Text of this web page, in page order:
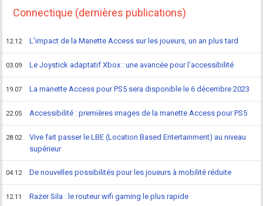
Connectique (dernières publications)
12.12 L'impact de la Manette Access sur les joueurs, un an plus tard
03.09 Le Joystick adaptatif Xbox : une avancée pour l'accessibilité
19.07 La manette Access pour PS5 sera disponible le 6 décembre 2023
22.05 Accessibilité : premières images de la manette Access pour PS5
28.02
Vive fait passer le LBE (Location Based Entertainment) au niveau
supérieur
04.12 De nouvelles possibilités pour les joueurs à mobilité réduite
12.11 Razer Sila : le routeur wifi gaming le plus rapide